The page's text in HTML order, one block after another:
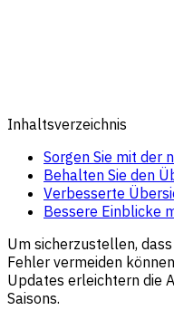
Inhaltsverzeichnis
Sorgen Sie mit der
Behalten Sie den
Verbesserte
Bessere Einblicke
Um sicherzustellen,
Fehler vermeiden
Updates erleichtern die
Saisons.